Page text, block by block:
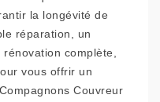
la longévité de
réparation, un
complète,
vous offrir un
Couvreur